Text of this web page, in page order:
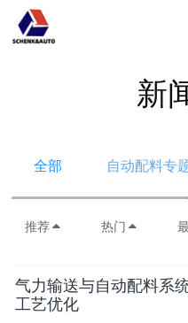
新
全部 自动配料专
推荐 热门
气力输送与自动配料系
工艺优化